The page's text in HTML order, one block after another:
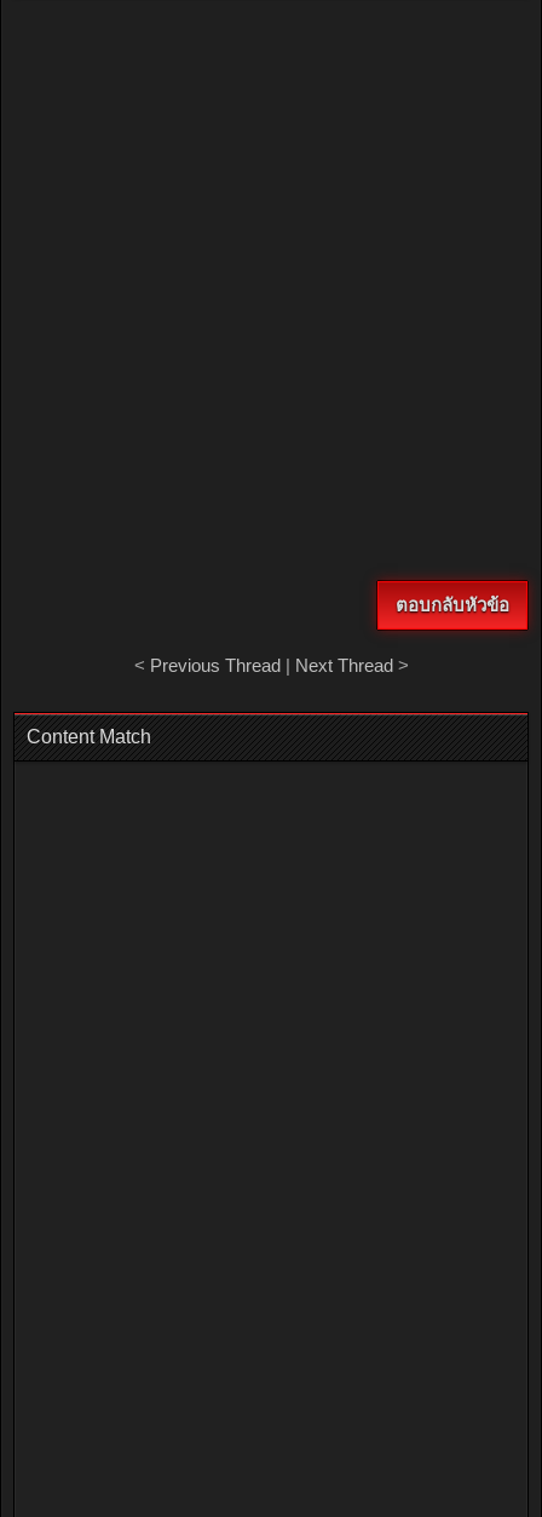
ตอบกลับหัวข้อ
< Previous Thread| Next Thread>
Content Match